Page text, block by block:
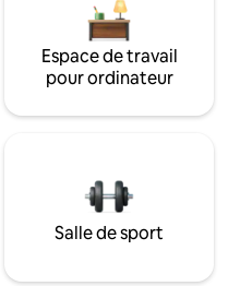
Espace de travail
pour ordinateur
Salle de sport